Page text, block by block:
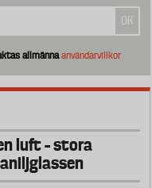
allmännaanvändarvillkor
luft – stora